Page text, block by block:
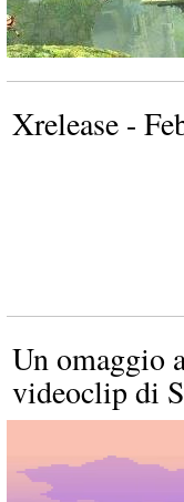
Xrelease -
Un omaggio
videoclip di